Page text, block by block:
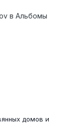
в Альбомы
домов и